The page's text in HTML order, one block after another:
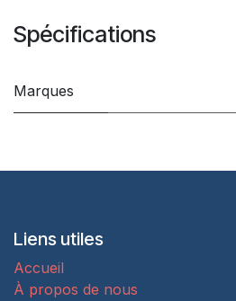
Spécifications
Marques
Liens utiles
Accueil
À propos de nous